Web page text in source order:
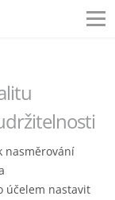
nasměrování
účelem nastavit